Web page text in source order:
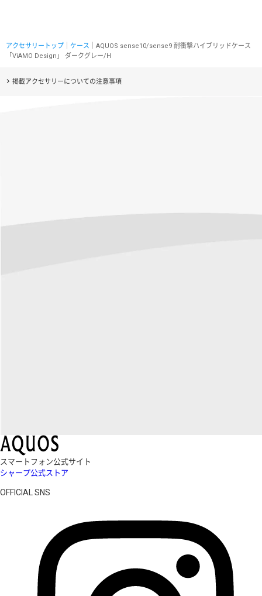
アクセサリートップ ケース ｜AQUOS sense10/sense9 耐衝撃ハイブリッドケース
「ViAMO Design」 ダークグレー/H
掲載アクセサリーについての注意事項
スマートフォン公式サイト
シャープ公式ストア
OFFICIAL SNS